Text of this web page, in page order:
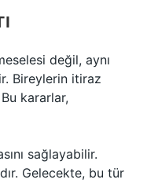
değil, aynı
Bireylerin itiraz
kararlar,
sağlayabilir.
Gelecekte, bu tür